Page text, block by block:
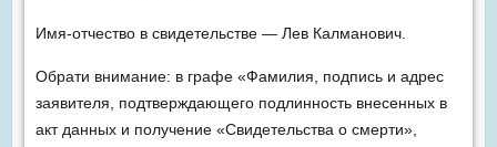
Имя-отчество в свидетельстве — Лев Калманович.
Обрати внимание: в графе «Фамилия, подпись и адрес
заявителя, подтверждающего подлинность внесенных в
акт данных и получение «Свидетельства о смерти»,